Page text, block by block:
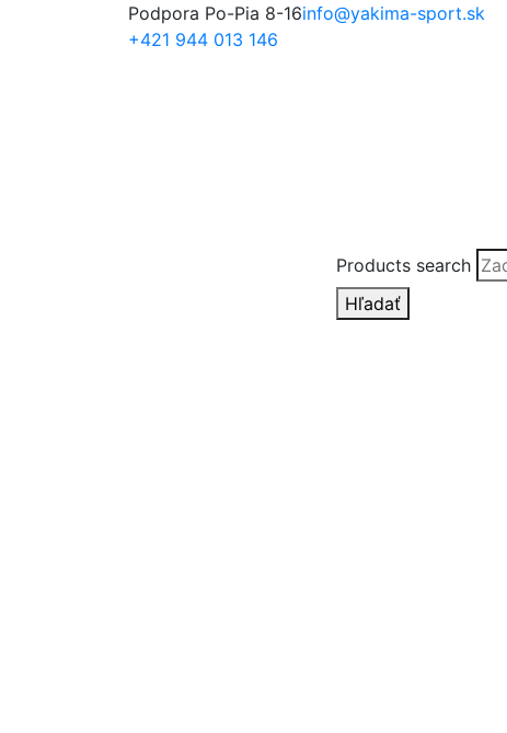
Podpora Po-Pia 8-16
+421 944 013 146
info@yakima-sport.sk
Products search
Hľadať